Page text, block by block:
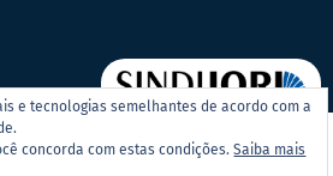
e tecnologias semelhantes de acordo com a
concorda com estas condições.Saiba mais